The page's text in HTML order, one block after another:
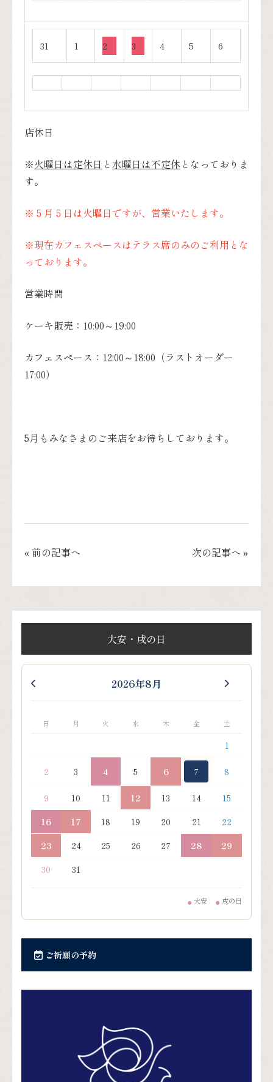
31 1 2 3 4 5 6
店休日
※火曜日は定休日 と 水曜日は不定休 となっておりま
す。
※５月５日は火曜日ですが、営業いたします。
※現在カフェスペースはテラス席のみのご利用とな
っております。
営業時間
ケーキ販売：10:00～19:00
カフェスペース：12:00～18:00（ラストオーダー
17:00）
5月もみなさまのご来店をお待ちしております。
« 前の記事へ 次の記事へ »
大安・戌の日
2026年8月
日 月 火 水 木 金 土
1
2 3 4 5 6 7 8
9 10 11 12 13 14
15
16
17 18 19 20 21
22
23
24 25 26 27 28
29
30
31
● 大安 ● 戌の日
ご祈願の予約